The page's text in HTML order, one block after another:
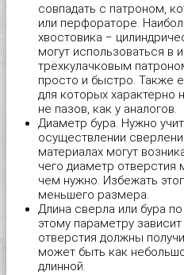
Саморез универсальный с
Cаморез универсальный с
Саморезы для крепления
Шайба для кровельных
Шайба для поликарбоната
Шуруп шестигранный глухарь
Шуруп по бетону
Шайба пружинная (гровер) DIN
Шпилька резьбовая DIN 975,
Шпилька резьбовая DIN 975,
Шпилька сантехническая
Дюбель трехлепестковый
Дюбель универсальный KPU
Дюбель фасадный «Wkret-met»
Дюбель-гвоздь для быстрого
Дюбель-гвоздь для быстрого
Дюбель-гвоздь
Дюбель-пистон под хомут
Площадка под хомут-стяжку
Проволока общего назначения
Скоба для крепления кабеля
Скобы строительные
Фиксатор для арматуры
Хомут для крепления
Хомут для проводов
Трос в оплетке ПВХ
Трос стальной DIN 3055
Цепь витая DIN 5686
Цепь сварная длиннозвенная
Цепь сварная короткозвенная
Оконная пластина REHAU
Оконная пластина КВЕ-70
Опора балки
Опора бруса закрытая
Опора бруса открытая
Перфорированная лента для
Перфорированная лента для
Пилки для работы по дереву
Пилки для работы по металлу
Пистолет для монтажной пены
Плиткорез-щипцы JOKOSIT
Плоскогубцы
Плоскогубцы
Полотно для ножовок по
совпадать с патроном,
или перфораторе.
хвостовика −
могут использоваться в
трёхкулачковым
просто и быстро. Также
для которых характерно
не пазов, как у аналогов.
Диаметр бура. Нужно
осуществлении
материалах могут
чего диаметр отверстия
чем нужно. Избежать
меньшего размера.
Длина сверла или бура
этому параметру
отверстия должны
может быть как
длинной.